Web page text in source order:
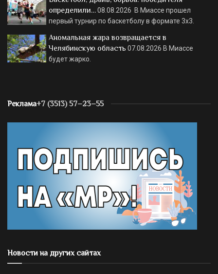
определили…08.08.2026 В Миассе прошел
первый турнир по баскетболу в формате 3х3.
Аномальная жара возвращается в
Челябинскую область 07.08.2026 В Миассе
будет жарко.
Реклама+7 (3513) 57–23–55
Новости на других сайтах